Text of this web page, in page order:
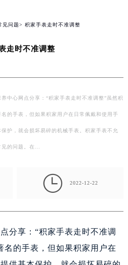
见问题> 积家手表走时不准调整
走时不准调整
中心网点分享：“积家手表走时不准调整”虽然积
的手表，但如果积家用户在日常佩戴和使用手
保护，就会损坏易碎的机械手表。积家手表不允
的问题。在…
 2022-12-22
分享：“积家手表走时不准调
名的手表，但如果积家用户在